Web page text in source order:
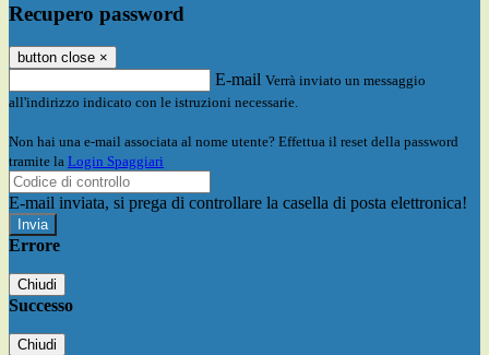
Recupero password
button close ×
E-mail Verrà inviato un messaggio
all'indirizzo indicato con le istruzioni necessarie.
Non hai una e-mail associata al nome utente? Effettua il reset della password
tramite la Login Spaggiari
E-mail inviata, si prega di controllare la casella di posta elettronica!
Errore
Chiudi
Successo
Chiudi